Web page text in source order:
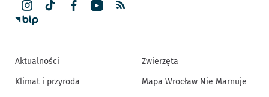
Aktualności
Klimat i przyroda
Zwierzęta
Mapa Wrocław Nie Marnuje